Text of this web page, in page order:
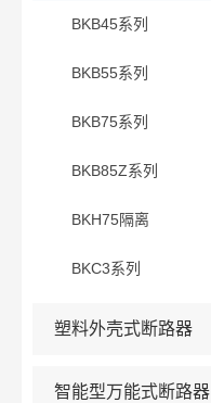
BKB45系列
BKB55系列
BKB75系列
BKB85Z系列
BKH75隔离
BKC3系列
塑料外壳式断路器
智能型万能式断路器